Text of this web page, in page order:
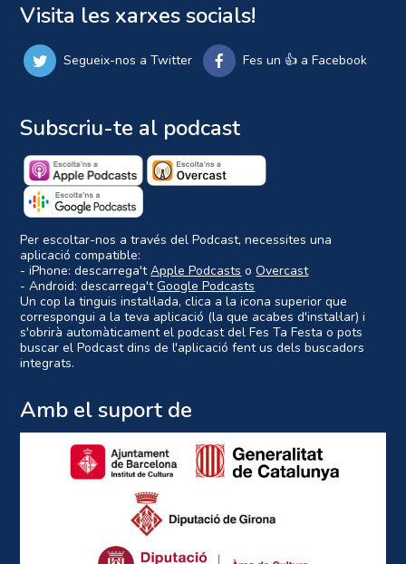
Visita les xarxes socials!
Segueix-nos a Twitter Fes un 👍 a Facebook
Subscriu-te al podcast
Per escoltar-nos a través del Podcast, necessites una
aplicació compatible:
- iPhone: descarrega'tApple Podcasts oOvercast
- Android: descarrega'tGoogle Podcasts
Un cop la tinguis instal·lada, clica a la icona superior que
correspongui a la teva aplicació (la que acabes d'instal·lar) i
s'obrirà automàticament el podcast del Fes Ta Festa o pots
buscar el Podcast dins de l'aplicació fent us dels buscadors
integrats.
Amb el suport de